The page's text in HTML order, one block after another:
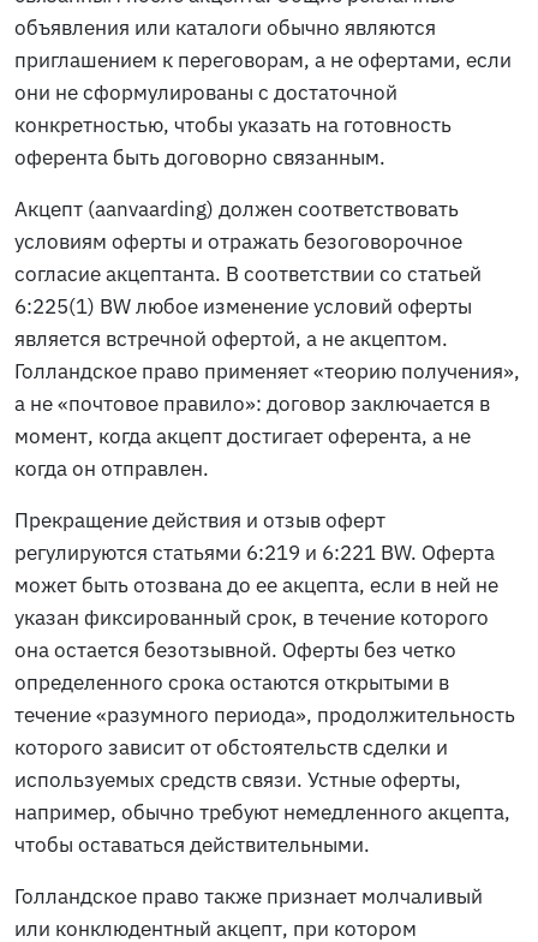
объявления или каталоги обычно являются
приглашением к переговорам, а не офертами, если
они не сформулированы с достаточной
конкретностью, чтобы указать на готовность
оферента быть договорно связанным.
Акцепт (aanvaarding) должен соответствовать
условиям оферты и отражать безоговорочное
согласие акцептанта. В соответствии со статьей
6:225(1) BW любое изменение условий оферты
является встречной офертой, а не акцептом.
Голландское право применяет «теорию получения»,
а не «почтовое правило»: договор заключается в
момент, когда акцепт достигает оферента, а не
когда он отправлен.
Прекращение действия и отзыв оферт
регулируются статьями 6:219 и 6:221 BW. Оферта
может быть отозвана до ее акцепта, если в ней не
указан фиксированный срок, в течение которого
она остается безотзывной. Оферты без четко
определенного срока остаются открытыми в
течение «разумного периода», продолжительность
которого зависит от обстоятельств сделки и
используемых средств связи. Устные оферты,
например, обычно требуют немедленного акцепта,
чтобы оставаться действительными.
Голландское право также признает молчаливый
или конклюдентный акцепт, при котором